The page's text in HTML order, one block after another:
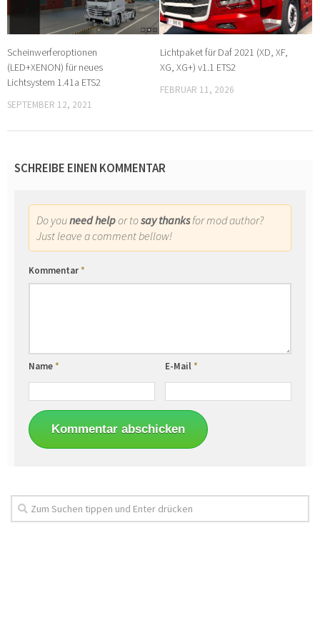
Scheinwerferoptionen
(LED+XENON) für neues
Lichtsystem 1.41a ETS2
SEPTEMBER 12, 2021
Lichtpaket für Daf 2021 (XD, XF,
XG, XG+) v1.1 ETS2
FEBRUAR 11, 2026
SCHREIBE EINEN KOMMENTAR
Do youneed helpor tosay thanksfor mod author?
Just leave a comment bellow!
Kommentar*
Name* E-Mail*